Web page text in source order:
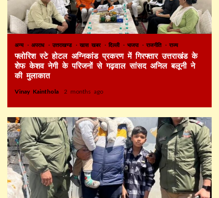
अन्य अपराध उत्तराखण्ड खास खबर दिल्ली भाजपा राजनीति राज्य
फ्लोरिश स्टे होटल अग्निकांड प्रकरण में गिरफ्तार उत्तराखंड के
शेफ केशव नेगी के परिजनों से गढ़वाल सांसद अनिल बलूनी ने
की मुलाकात
Vinay Kainthola 2 months ago